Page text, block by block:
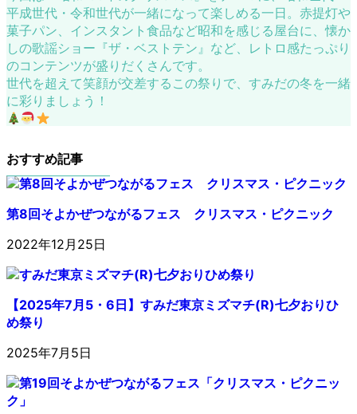
平成世代・令和世代が一緒になって楽しめる一日。赤提灯や
菓子パン、インスタント食品など昭和を感じる屋台に、懐か
しの歌謡ショー『ザ・ベストテン』など、レトロ感たっぷり
のコンテンツが盛りだくさんです。
世代を超えて笑顔が交差するこの祭りで、すみだの冬を一緒
に彩りましょう！
おすすめ記事
第8回そよかぜつながるフェス クリスマス・ピクニック
2022年12月25日
【2025年7月5・6日】すみだ東京ミズマチ(R)七夕おりひ
め祭り
2025年7月5日